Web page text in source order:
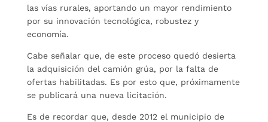
las vías rurales, aportando un mayor rendimiento
por su innovación tecnológica, robustez y
economía.
Cabe señalar que, de este proceso quedó desierta
la adquisición del camión grúa, por la falta de
ofertas habilitadas. Es por esto que, próximamente
se publicará una nueva licitación.
Es de recordar que, desde 2012 el municipio de